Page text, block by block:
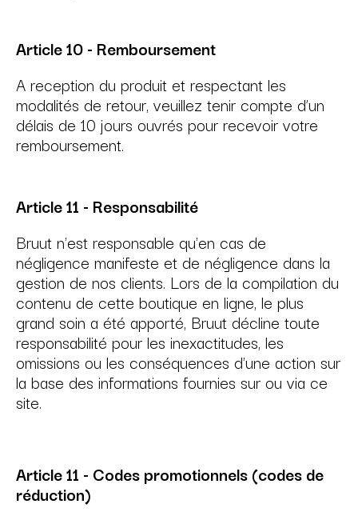
Article 10 - Remboursement
A reception du produit et respectant les
modalités de retour, veuillez tenir compte d’un
délais de 10 jours ouvrés pour recevoir votre
remboursement.
Article 11 - Responsabilité
Bruut n'est responsable qu'en cas de
négligence manifeste et de négligence dans la
gestion de nos clients. Lors de la compilation du
contenu de cette boutique en ligne, le plus
grand soin a été apporté, Bruut décline toute
responsabilité pour les inexactitudes, les
omissions ou les conséquences d'une action sur
la base des informations fournies sur ou via ce
site.
Article 11 - Codes promotionnels (codes de
réduction)